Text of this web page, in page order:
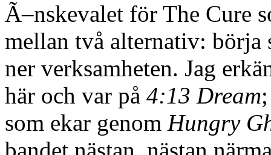
Ã–nskevalet för The Cure
mellan två alternativ: börja
ner verksamheten. Jag
här och var på 4:13 Dream
som ekar genom Hungry